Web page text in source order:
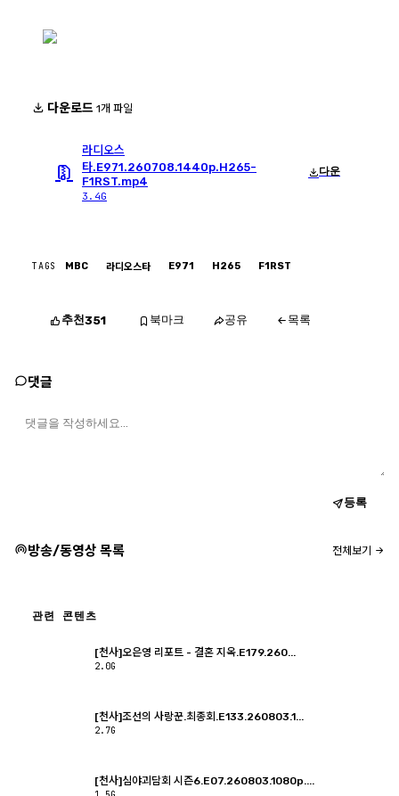
다운로드 1개 파일
라디오스
타.E971.260708.1440p.H265-
F1RST.mp4
3.4G
다운
TAGS MBC 라디오스타 E971 H265 F1RST
추천351 북마크 공유 목록
댓글
등록
방송/동영상 목록 전체보기
관련 콘텐츠
[천사]오은영 리포트 - 결혼 지옥.E179.260...
2.0G
[천사]조선의 사랑꾼.최종회.E133.260803.1...
2.7G
[천사]심야괴담회 시즌6.E07.260803.1080p....